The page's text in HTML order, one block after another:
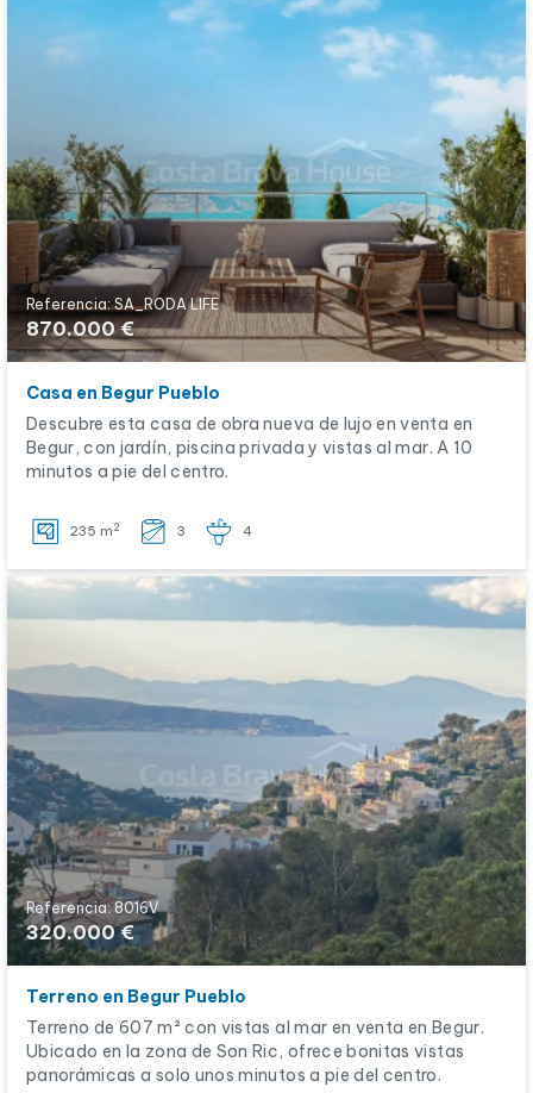
Referencia: SA_RODA LIFE
870.000 €
Casa en Begur Pueblo
Descubre esta casa de obra nueva de lujo en venta en
Begur, con jardín, piscina privada y vistas al mar. A 10
minutos a pie del centro.
235 m 2 3 4
Referencia: 8016V
320.000 €
Terreno en Begur Pueblo
Terreno de 607 m² con vistas al mar en venta en Begur.
Ubicado en la zona de Son Ric, ofrece bonitas vistas
panorámicas a solo unos minutos a pie del centro.